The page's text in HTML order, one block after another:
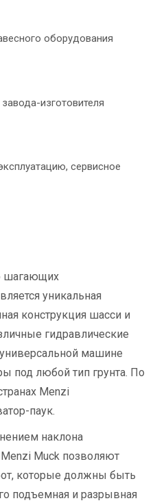
оборудования
изготовителя
сервисное
шагающих
уникальная
конструкция шасси и
гидравлические
машине
под любой тип грунта. По
Menzi
паук.
наклона
Menzi Muck позволяют
которые должны быть
подъемная и разрывная